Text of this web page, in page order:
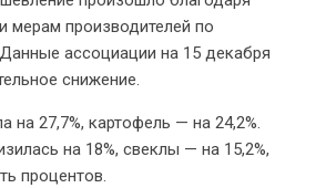
производителей по
ассоциации на 15 декабря
снижение.
на 27,7%, картофель — на 24,2%.
на 18%, свеклы — на 15,2%,
процентов.